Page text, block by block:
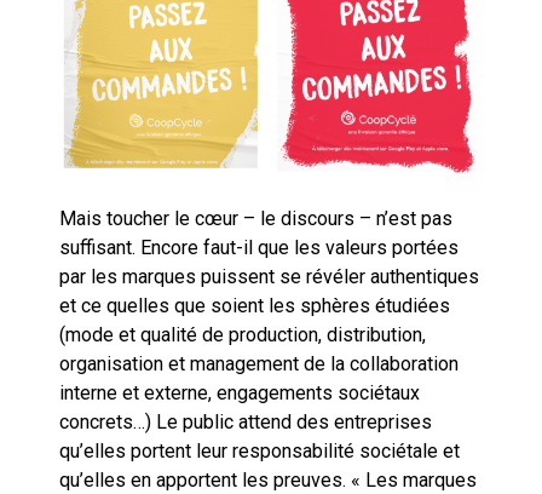
Mais toucher le cœur – le discours – n’est pas
suffisant. Encore faut-il que les valeurs portées
par les marques puissent se révéler authentiques
et ce quelles que soient les sphères étudiées
(mode et qualité de production, distribution,
organisation et management de la collaboration
interne et externe, engagements sociétaux
concrets…) Le public attend des entreprises
qu’elles portent leur responsabilité sociétale et
qu’elles en apportent les preuves. « Les marques